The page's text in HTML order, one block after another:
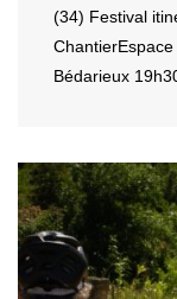
(34) Festival
Bédarieux